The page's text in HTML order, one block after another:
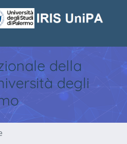
della
degli